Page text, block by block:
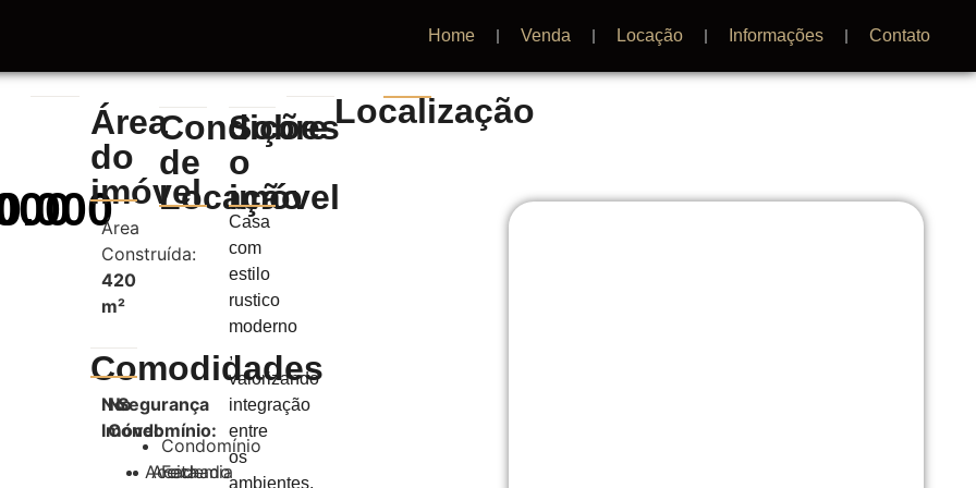
Home Venda Locação Informações Contato
Área
do
imóvel
Área
Construída:
420
m²
Comodidades
No
Imóvel:
Aceita
No
Condomínio:
Academia
Segurança
Condomínio
Fechado
Condições
de
Locação
Sobre
o
imóvel
Casa
com
estilo
rustico
moderno
,
valorizando
integração
entre
os
ambientes,
Localização